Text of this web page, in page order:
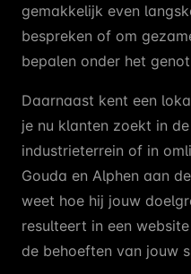
gemakkelijk even
bespreken of om
bepalen onder het
Daarnaast kent een
je nu klanten zoekt in
industrieterrein of in
Gouda en Alphen aan
weet hoe hij jouw
resulteert in een
de behoeften van jouw